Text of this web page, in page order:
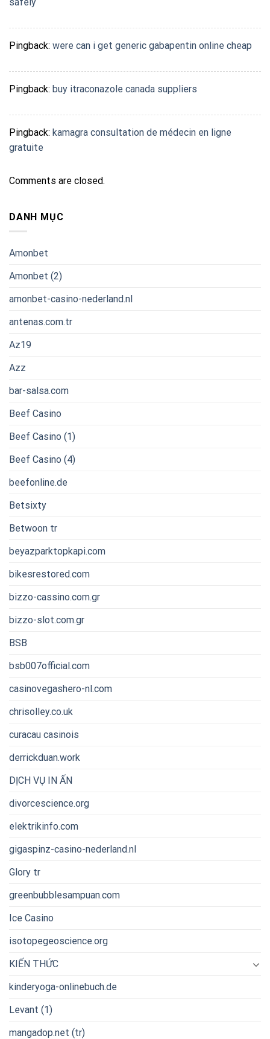
Pingback: were can i get generic gabapentin online cheap
Pingback: buy itraconazole canada suppliers
Pingback: kamagra consultation de médecin en ligne
gratuite
Comments are closed.
DANH MỤC
Amonbet
Amonbet (2)
amonbet-casino-nederland.nl
antenas.com.tr
Az19
Azz
bar-salsa.com
Beef Casino
Beef Casino (1)
Beef Casino (4)
beefonline.de
Betsixty
Betwoon tr
beyazparktopkapi.com
bikesrestored.com
bizzo-cassino.com.gr
bizzo-slot.com.gr
BSB
bsb007official.com
casinovegashero-nl.com
chrisolley.co.uk
curacau casinois
derrickduan.work
DỊCH VỤ IN ẤN
divorcescience.org
elektrikinfo.com
gigaspinz-casino-nederland.nl
Glory tr
greenbubblesampuan.com
Ice Casino
isotopegeoscience.org
KIẾN THỨC
kinderyoga-onlinebuch.de
Levant (1)
mangadop.net (tr)